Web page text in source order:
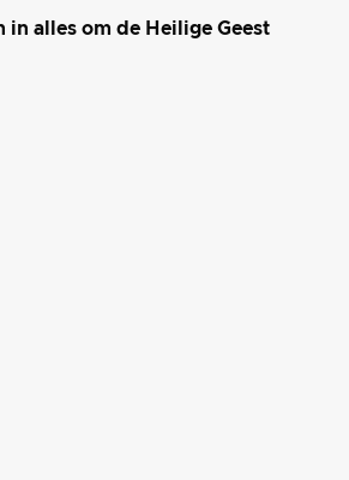
in alles om de Heilige Geest